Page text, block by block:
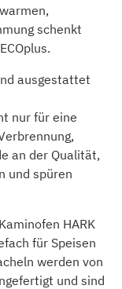
schenkt
ausgestattet
nur für eine
an der Qualität,
und spüren
HARK
für Speisen
werden von
und sind